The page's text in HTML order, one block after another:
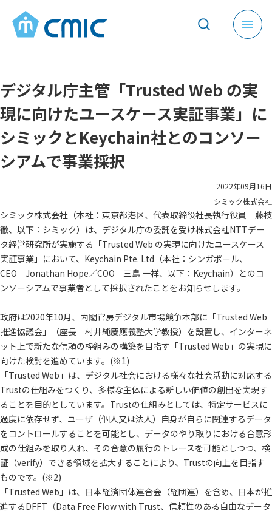
メ
ニ
を
開
く
デジタル庁主管「Trusted Web の実
現に向けたユースケース実証事業」に
シミックとKeychain社とのコンソー
シアムで事業採択
2022年09月16日
シミック株式会社
シミック株式会社（本社：東京都港区、代表取締役社長執行役員 藤枝
徹、以下：シミック）は、デジタル庁の委託を受け株式会社NTTデー
タ経営研究所が実施する「Trusted Web の実現に向けたユースケース
実証事業」において、Keychain Pte. Ltd（本社：シンガポール、
CEO Jonathan Hope／COO 三島 一祥、以下：Keychain）とのコ
ンソーシアムで事業者として採択されたことをお知らせします。
政府は2020年10月、内閣官房デジタル市場競争本部に「Trusted Web
推進協議会」（座長＝村井純慶應義塾大学教授）を設置し、インターネ
ット上で新たな信頼の枠組みの構築を目指す「Trusted Web」の実現に
向けた検討を進めています。(※1)
「Trusted Web」は、デジタル社会における様々な社会活動に対応する
Trustの仕組みをつくり、多様な主体による新しい価値の創出を実現す
ることを目的としています。Trustの仕組みとしては、特定サービスに
過度に依存せず、ユーザ（個人又は法人）自身が自らに関連するデータ
をコントロールすることを可能とし、データのやり取りにおける合意形
成の仕組みを取り入れ、その合意の履行のトレースを可能としつつ、検
証（verify）できる領域を拡大することにより、Trustの向上を目指す
ものです。(※2)
「Trusted Web」は、日本経済団体連合会（経団連）を含め、日本が推
進するDFFT（Data Free Flow with Trust、信頼性のある自由なデータ